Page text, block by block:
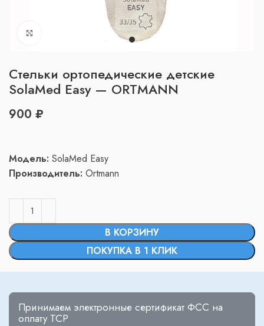
Нажмите, чтобы увеличить
Стельки ортопедические детские
SolaMed Easy — ORTMANN
₽
Модель: SolaMed Easy
Производитель: Ortmann
В КОРЗИНУ
ПОКУПКА В 1 КЛИК
Принимаем электронные сертификат ФСС на
оплату ТСР